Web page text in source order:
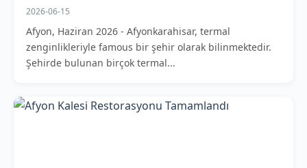
2026-06-15
Afyon, Haziran 2026 - Afyonkarahisar, termal
zenginlikleriyle famous bir şehir olarak bilinmektedir.
Şehirde bulunan birçok termal...